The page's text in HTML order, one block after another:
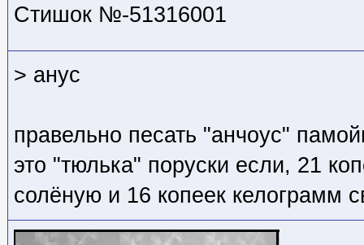
Стишок №-51316001
> анус
правельно песать "анчоус"
это "тюлька" поруски если, 21
солёную и 16 копеек келограмм